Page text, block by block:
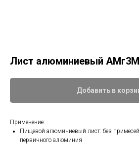
Лист алюминиевый АМг3М
Добавить в
Применение:
Пищевой алюминиевый лист: без
первичного алюминия